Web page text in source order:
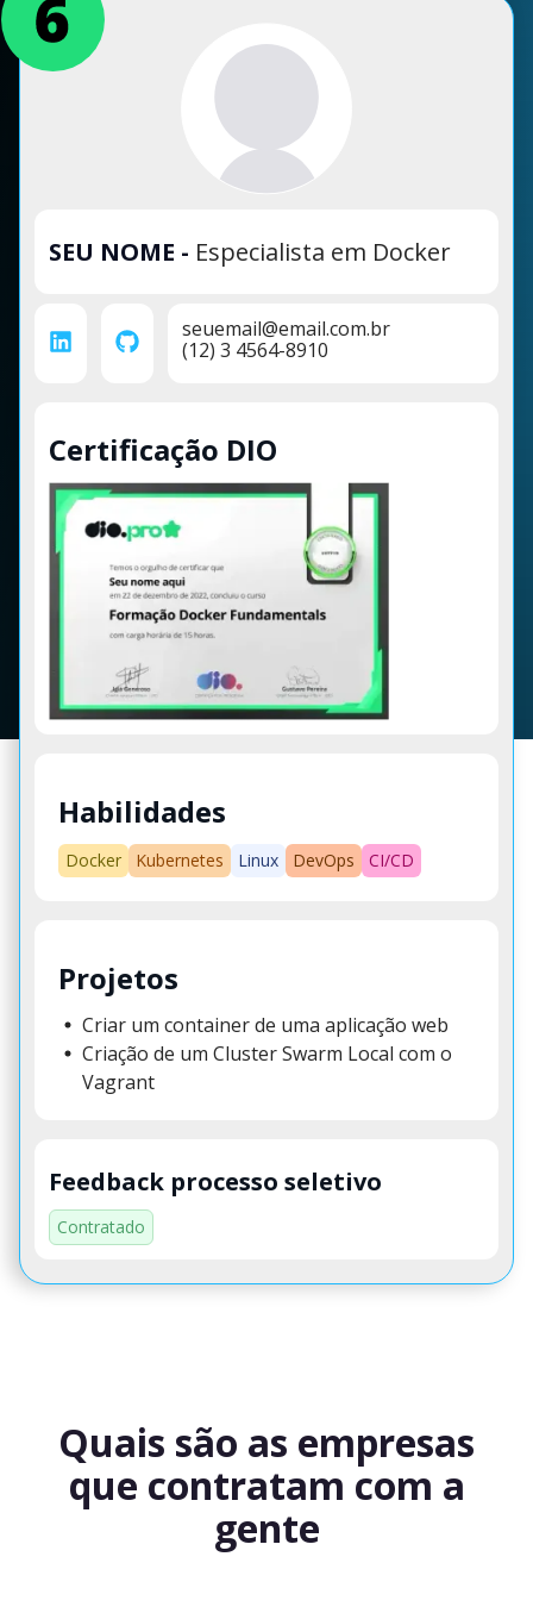
SEU NOME - Especialista em Docker
seuemail@email.com.br
(12) 3 4564-8910
Certificação DIO
Habilidades
Docker Kubernetes Linux DevOps CI/CD
Projetos
Criar um container de uma aplicação web
Criação de um Cluster Swarm Local com o
Vagrant
Feedback processo seletivo
Contratado
Quais são as empresas
que contratam com a
gente